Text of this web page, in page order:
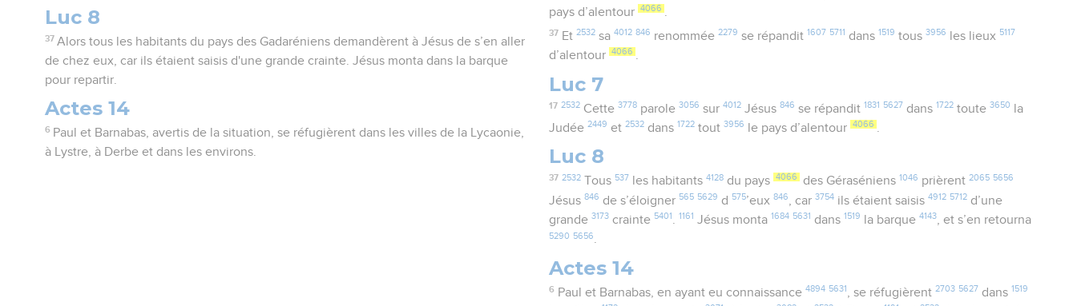
Luc 8
37 Alors tous les habitants du pays des Gadaréniens demandèrent à Jésus de s’en aller
de chez eux, car ils étaient saisis d'une grande crainte. Jésus monta dans la barque
pour repartir.
Actes 14
6 Paul et Barnabas, avertis de la situation, se réfugièrent dans les villes de la Lycaonie,
à Lystre, à Derbe et dans les environs.
pays d’alentour 4066
37 Et 2532sa 4012 846 renommée 2279 se répandit 1607 5711 dans 1519 tous 3956 les lieux 5117
d’alentour 4066 .
Luc 7
17 2532Cette 3778parole 3056 sur 4012Jésus 846 se répandit 1831 5627 dans 1722toute 3650
la
Judée2449 et2532 dans 1722 tout3956 le pays d’alentour 4066 .
Luc 8
37 2532Tous 537 les habitants 4128du pays 4066 des Géraséniens 1046 prièrent 2065 5656
Jésus846 de s’éloigner 565 5629 d 575’eux846 , car3754 ils étaient saisis4912 5712 d’une
grande3173 crainte 5401 . 1161 Jésus monta 1684 5631 dans 1519 la barque4143, et s’en retourna
5290 5656.
Actes 14
6 Paul et Barnabas, en ayant eu connaissance 4894 5631 , se réfugièrent 2703 5627 dans 1519